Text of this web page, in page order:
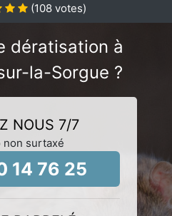
(108 votes)
dératisation à
la-Sorgue ?
NOUS 7/7
non surtaxé
14 76 25